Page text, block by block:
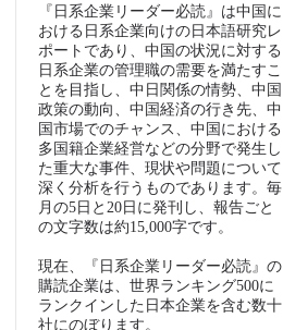
『日系企業リーダー必読』は中国に
おける日系企業向けの日本語研究レ
ポートであり、中国の状況に対する
日系企業の管理職の需要を満たすこ
とを目指し、中日関係の情勢、中国
政策の動向、中国経済の行き先、中
国市場でのチャンス、中国における
多国籍企業経営などの分野で発生し
た重大な事件、現状や問題について
深く分析を行うものであります。毎
月の5日と20日に発刊し、報告ごと
の文字数は約15,000字です。
現在、『日系企業リーダー必読』の
購読企業は、世界ランキング500に
ランクインした日本企業を含む数十
社にのぼります。